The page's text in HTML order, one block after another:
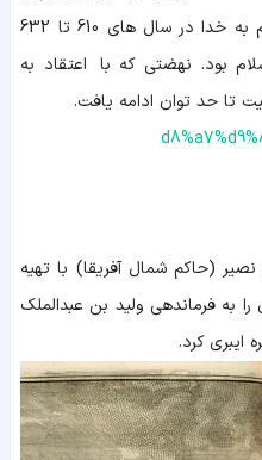
با باور توحیدی و آورنده دین تعظیم به خدا در سال های 610 تا 632
بود. نهضتی که با اعتقاد به
تا حد توان ادامه یافت.
نصير (حاكم شمال آفريقا) با تهيه
به فرماندهى ولید بن عبدالملک
ايبرى کرد.